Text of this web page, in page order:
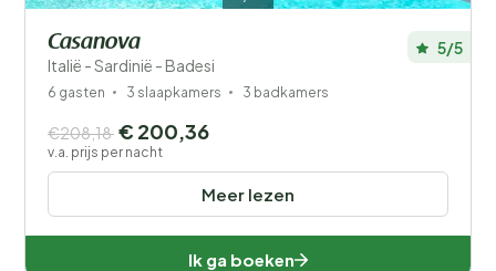
Casanova
Italië - Sardinië - Badesi
5/5
6 gasten 3 slaapkamers 3 badkamers
Meer lezen
€208,18 € 200,36
v.a. prijs per nacht
Ik ga boeken